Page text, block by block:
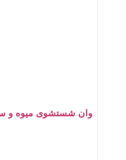
وان شستشوی میوه و